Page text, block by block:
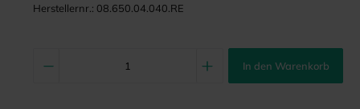
Herstellernr.: 08.650.04.040.RE
In den Warenkorb